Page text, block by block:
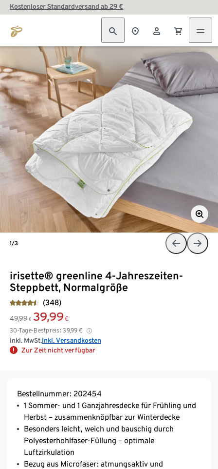
Kostenloser Standardversand ab 29 €
irisette® greenline 4-Jahreszeiten-
Steppbett, Normalgröße
(348)
49,99 € 39,99 €
30-Tage-Bestpreis: 39,99 €
inkl. MwSt.inkl. Versandkosten
Zur Zeit nicht verfügbar
1/3
Bestellnummer: 202454
1 Sommer- und 1 Ganzjahresdecke für Frühling und
Herbst – zusammenknöpfbar zur Winterdecke
Besonders leicht, weich und bauschig durch
Polyesterhohlfaser-Füllung – optimale
Luftzirkulation
Bezug aus Microfaser: atmungsaktiv und